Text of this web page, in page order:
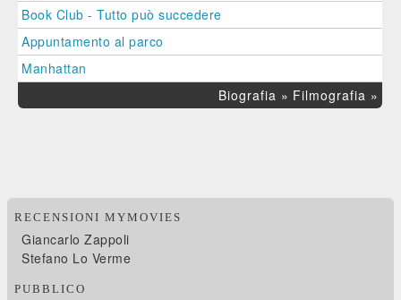
Book Club - Tutto può succedere
Appuntamento al parco
Manhattan
Biografia » Filmografia »
RECENSIONI MYMOVIES
Giancarlo Zappoli
Stefano Lo Verme
PUBBLICO